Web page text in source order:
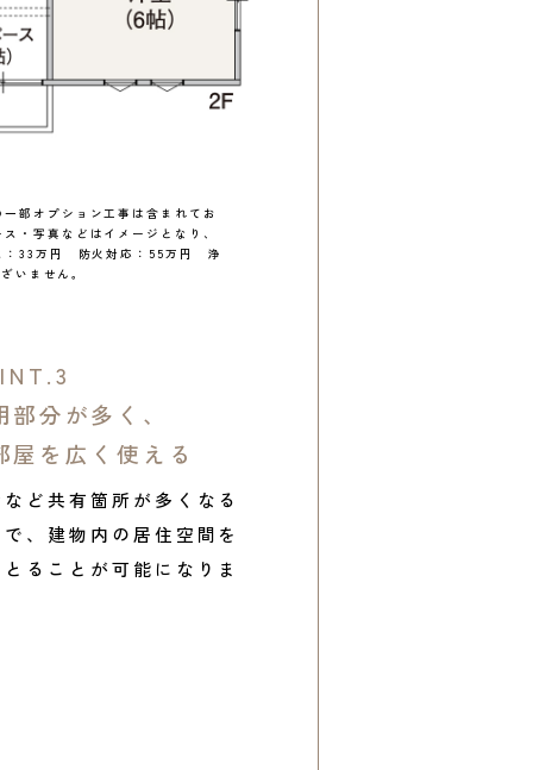
部オプション工事は含まれてお
・写真などはイメージとなり、
：33万円 防火対応：55万円 浄
いません。
部分が多く、
屋を広く使える
ど共有箇所が多くなる
で、建物内の居住空間を
ることが可能になりま